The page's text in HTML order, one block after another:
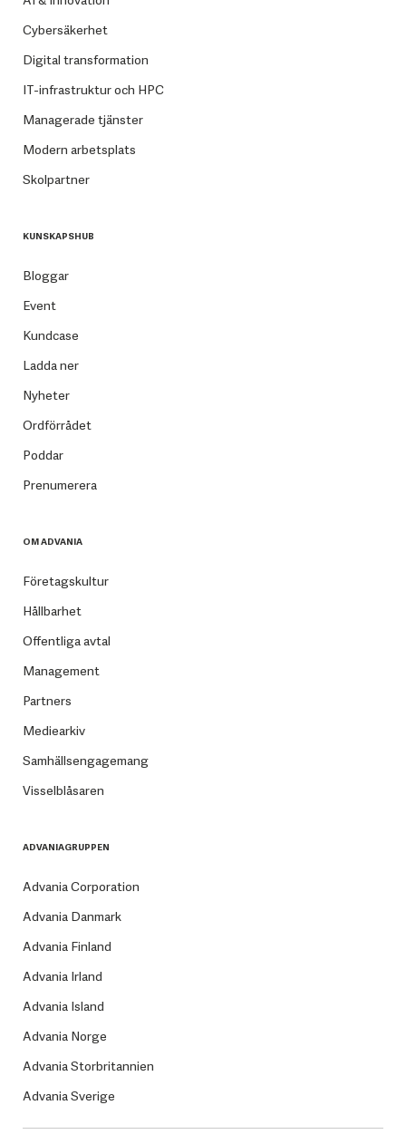
Cybersäkerhet
Digital transformation
IT-infrastruktur och HPC
Managerade tjänster
Modern arbetsplats
Skolpartner
KUNSKAPSHUB
Bloggar
Event
Kundcase
Ladda ner
Nyheter
Ordförrådet
Poddar
Prenumerera
OM ADVANIA
Företagskultur
Hållbarhet
Offentliga avtal
Management
Partners
Mediearkiv
Samhällsengagemang
Visselblåsaren
ADVANIAGRUPPEN
Advania Corporation
Advania Danmark
Advania Finland
Advania Irland
Advania Island
Advania Norge
Advania Storbritannien
Advania Sverige